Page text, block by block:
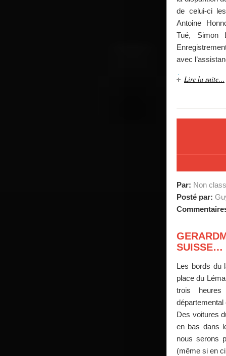
de celui-ci
Antoine
Tué, Simon
avec
Lire la suite…
Par: Non
Posté par:
SUISSE…
Les bords du
place du
trois
départemental
Des voitures
en bas dans
nous serons
(même si en